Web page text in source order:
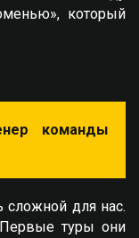
который
команды
сложной для нас.
туры они